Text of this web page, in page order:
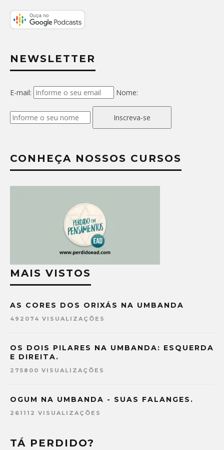
NEWSLETTER
E-mail: Nome:
Inscreva-se
CONHEÇA NOSSOS CURSOS
MAIS VISTOS
AS CORES DOS ORIXÁS NA UMBANDA
492074 VISUALIZAÇÕES
OS DOIS PILARES NA UMBANDA: ESQUERDA
E DIREITA.
275800 VISUALIZAÇÕES
OGUM NA UMBANDA - SUAS FALANGES.
261112 VISUALIZAÇÕES
TÁ PERDIDO?